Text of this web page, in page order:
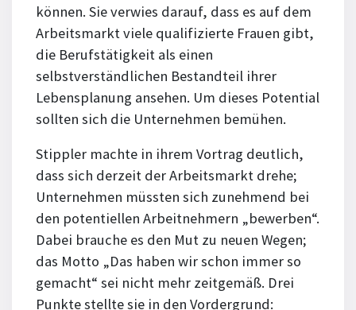
können. Sie verwies darauf, dass es auf dem
Arbeitsmarkt viele qualifizierte Frauen gibt,
die Berufstätigkeit als einen
selbstverständlichen Bestandteil ihrer
Lebensplanung ansehen. Um dieses Potential
sollten sich die Unternehmen bemühen.
Stippler machte in ihrem Vortrag deutlich,
dass sich derzeit der Arbeitsmarkt drehe;
Unternehmen müssten sich zunehmend bei
den potentiellen Arbeitnehmern „bewerben“.
Dabei brauche es den Mut zu neuen Wegen;
das Motto „Das haben wir schon immer so
gemacht“ sei nicht mehr zeitgemäß. Drei
Punkte stellte sie in den Vordergrund: